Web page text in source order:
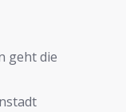
geht die